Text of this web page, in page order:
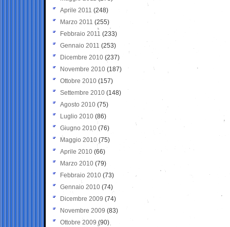
Aprile 2011 (248)
Marzo 2011 (255)
Febbraio 2011 (233)
Gennaio 2011 (253)
Dicembre 2010 (237)
Novembre 2010 (187)
Ottobre 2010 (157)
Settembre 2010 (148)
Agosto 2010 (75)
Luglio 2010 (86)
Giugno 2010 (76)
Maggio 2010 (75)
Aprile 2010 (66)
Marzo 2010 (79)
Febbraio 2010 (73)
Gennaio 2010 (74)
Dicembre 2009 (74)
Novembre 2009 (83)
Ottobre 2009 (90)